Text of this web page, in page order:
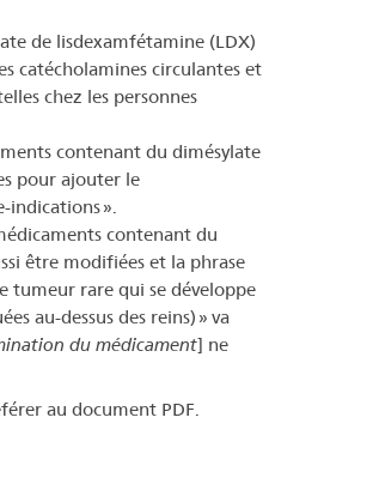
de lisdexamfétamine (LDX)
catécholamines circulantes et
chez les personnes
contenant du dimésylate
pour ajouter le
indications ».
contenant du
être modifiées et la phrase
tumeur rare qui se développe
au-dessus des reins) » va
du médicament] ne
au document PDF.